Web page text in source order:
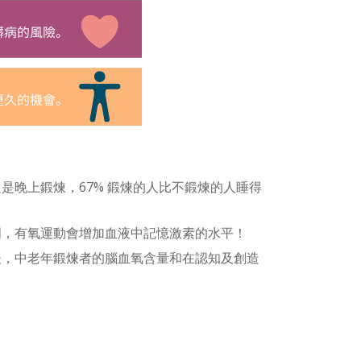
晚上鍛煉，67% 鍛煉的人比不鍛煉的人睡得
有氧運動會增加血液中記憶激素的水平！
中老年鍛煉者的腦血氧含量和在認知及創造